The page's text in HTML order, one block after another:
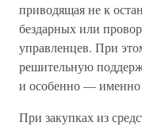
приводящая не к
бездарных или
управленцев. При
решительную
и особенно — именно
При закупках из